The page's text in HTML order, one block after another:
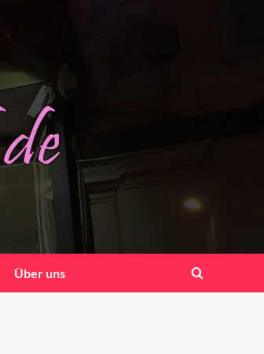
Über uns